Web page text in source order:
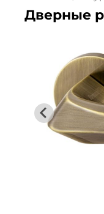
Дверные